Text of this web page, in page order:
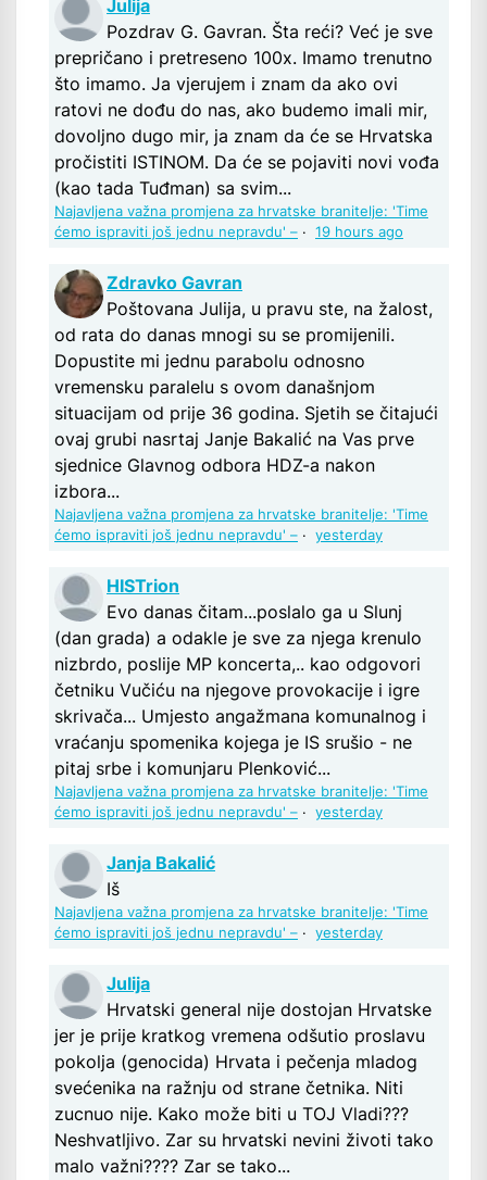
Julija
Pozdrav G. Gavran. Šta reći? Već je sve
prepričano i pretreseno 100x. Imamo trenutno
što imamo. Ja vjerujem i znam da ako ovi
ratovi ne dođu do nas, ako budemo imali mir,
dovoljno dugo mir, ja znam da će se Hrvatska
pročistiti ISTINOM. Da će se pojaviti novi vođa
(kao tada Tuđman) sa svim...
Najavljena važna promjena za hrvatske branitelje: 'Time
ćemo ispraviti još jednu nepravdu' – · 19 hours ago
Zdravko Gavran
Poštovana Julija, u pravu ste, na žalost,
od rata do danas mnogi su se promijenili.
Dopustite mi jednu parabolu odnosno
vremensku paralelu s ovom današnjom
situacijam od prije 36 godina. Sjetih se čitajući
ovaj grubi nasrtaj Janje Bakalić na Vas prve
sjednice Glavnog odbora HDZ-a nakon
izbora...
Najavljena važna promjena za hrvatske branitelje: 'Time
ćemo ispraviti još jednu nepravdu' – · yesterday
HISTrion
Evo danas čitam...poslalo ga u Slunj
(dan grada) a odakle je sve za njega krenulo
nizbrdo, poslije MP koncerta,.. kao odgovori
četniku Vučiću na njegove provokacije i igre
skrivača... Umjesto angažmana komunalnog i
vraćanju spomenika kojega je IS srušio - ne
pitaj srbe i komunjaru Plenković...
Najavljena važna promjena za hrvatske branitelje: 'Time
ćemo ispraviti još jednu nepravdu' – · yesterday
Janja Bakalić
Iš
Najavljena važna promjena za hrvatske branitelje: 'Time
ćemo ispraviti još jednu nepravdu' – · yesterday
Julija
Hrvatski general nije dostojan Hrvatske
jer je prije kratkog vremena odšutio proslavu
pokolja (genocida) Hrvata i pečenja mladog
svećenika na ražnju od strane četnika. Niti
zucnuo nije. Kako može biti u TOJ Vladi???
Neshvatljivo. Zar su hrvatski nevini životi tako
malo važni???? Zar se tako...